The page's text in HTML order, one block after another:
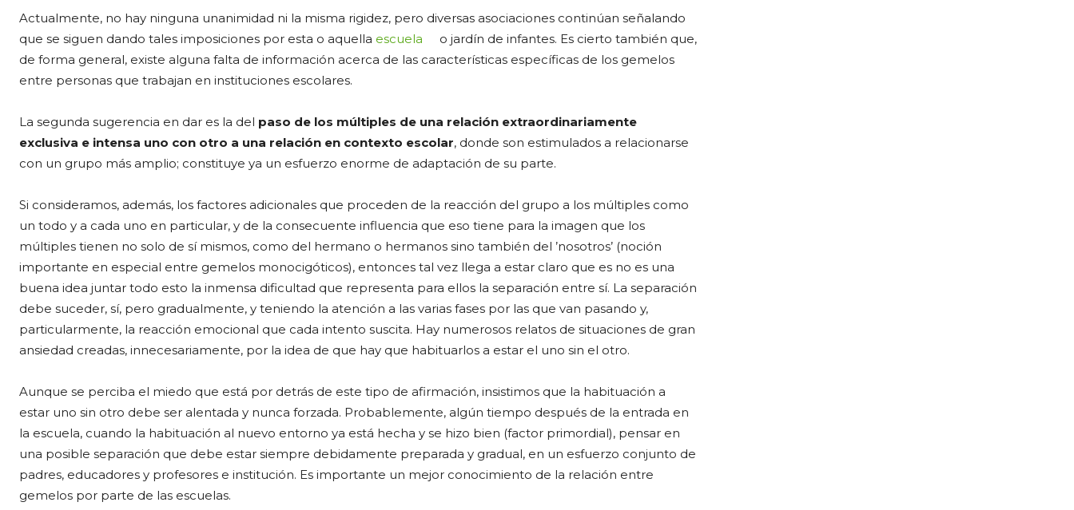
Actualmente, no hay ninguna unanimidad ni la misma rigidez, pero diversas asociaciones continúan señalando
que se siguen dando tales imposiciones por esta o aquella escuela
o jardín de infantes. Es cierto también que,
de forma general, existe alguna falta de información acerca de las características específicas de los gemelos
entre personas que trabajan en instituciones escolares.
La segunda sugerencia en dar es la del paso de los múltiples de una relación extraordinariamente
exclusiva e intensa uno con otro a una relación en contexto escolar, donde son estimulados a relacionarse
con un grupo más amplio; constituye ya un esfuerzo enorme de adaptación de su parte.
Si consideramos, además, los factores adicionales que proceden de la reacción del grupo a los múltiples como
un todo y a cada uno en particular, y de la consecuente influencia que eso tiene para la imagen que los
múltiples tienen no solo de sí mismos, como del hermano o hermanos sino también del ’nosotros’ (noción
importante en especial entre gemelos monocigóticos), entonces tal vez llega a estar claro que es no es una
buena idea juntar todo esto la inmensa dificultad que representa para ellos la separación entre sí. La separación
debe suceder, sí, pero gradualmente, y teniendo la atención a las varias fases por las que van pasando y,
particularmente, la reacción emocional que cada intento suscita. Hay numerosos relatos de situaciones de gran
ansiedad creadas, innecesariamente, por la idea de que hay que habituarlos a estar el uno sin el otro.
Aunque se perciba el miedo que está por detrás de este tipo de afirmación, insistimos que la habituación a
estar uno sin otro debe ser alentada y nunca forzada. Probablemente, algún tiempo después de la entrada en
la escuela, cuando la habituación al nuevo entorno ya está hecha y se hizo bien (factor primordial), pensar en
una posible separación que debe estar siempre debidamente preparada y gradual, en un esfuerzo conjunto de
padres, educadores y profesores e institución. Es importante un mejor conocimiento de la relación entre
gemelos por parte de las escuelas.